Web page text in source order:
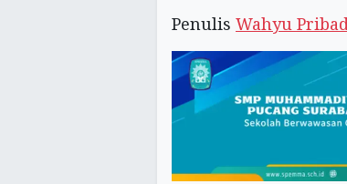
‎Penulis Wahyu